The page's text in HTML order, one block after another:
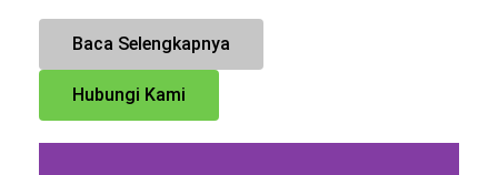
Baca Selengkapnya
Hubungi Kami